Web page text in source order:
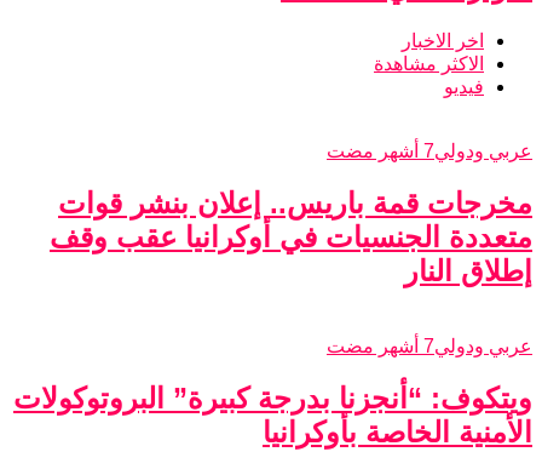
اخر الاخبار
الاكثر مشاهدة
فيديو
عربي ودولي7 أشهر مضت
مخرجات قمة باريس.. إعلان بنشر قوات
متعددة الجنسيات في أوكرانيا عقب وقف
إطلاق النار
عربي ودولي7 أشهر مضت
ويتكوف: “أنجزنا بدرجة كبيرة” البروتوكولات
الأمنية الخاصة بأوكرانيا